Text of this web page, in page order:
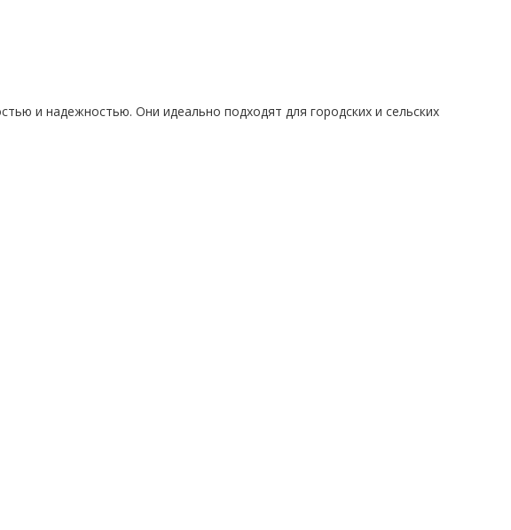
и надежностью. Они идеально подходят для городских и сельских